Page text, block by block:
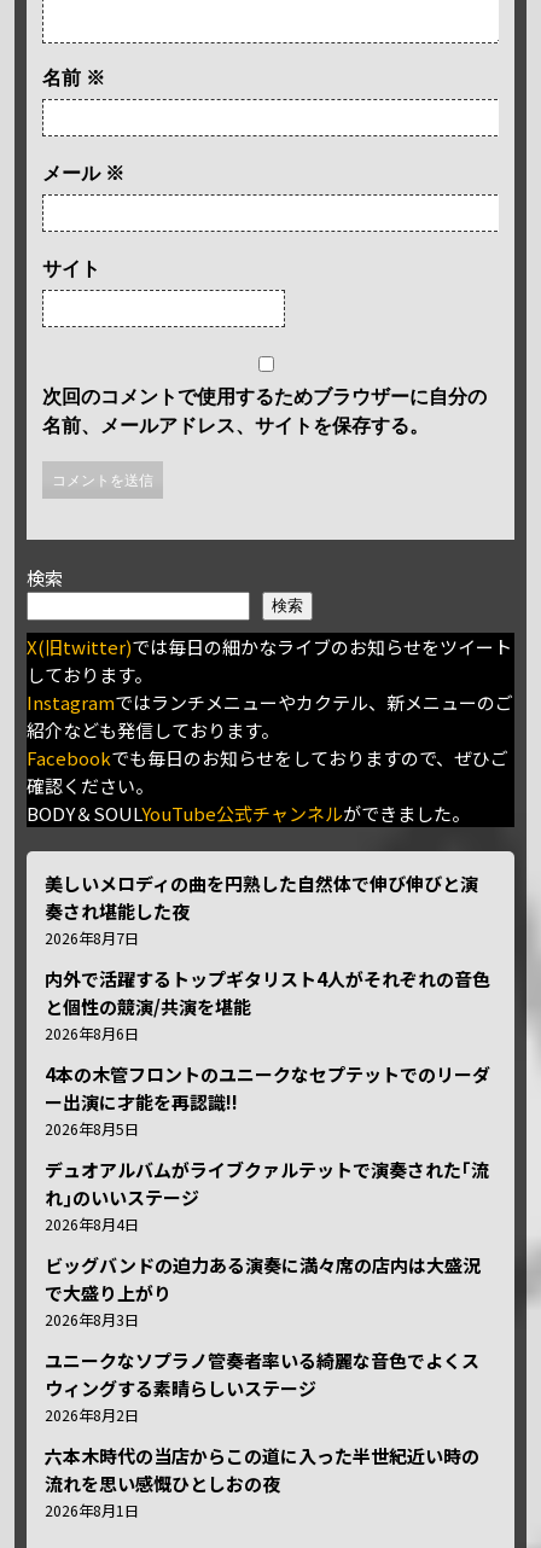
名前 ※
メール ※
サイト
次回のコメントで使用するためブラウザーに自分の
名前、メールアドレス、サイトを保存する。
検索
検索
X(旧twitter)では毎日の細かなライブのお知らせをツイート
しております。
Instagramではランチメニューやカクテル、新メニューのご
紹介なども発信しております。
Facebookでも毎日のお知らせをしておりますので、ぜひご
確認ください。
BODY＆SOULYouTube公式チャンネルができました。
美しいメロディの曲を円熟した自然体で伸び伸びと演
奏され堪能した夜
2026年8月7日
内外で活躍するトップギタリスト4人がそれぞれの音色
と個性の競演/共演を堪能
2026年8月6日
4本の木管フロントのユニークなセプテットでのリーダ
ー出演に才能を再認識!!
2026年8月5日
デュオアルバムがライブクァルテットで演奏された｢流
れ｣のいいステージ
2026年8月4日
ビッグバンドの迫力ある演奏に満々席の店内は大盛況
で大盛り上がり
2026年8月3日
ユニークなソプラノ管奏者率いる綺麗な音色でよくス
ウィングする素晴らしいステージ
2026年8月2日
六本木時代の当店からこの道に入った半世紀近い時の
流れを思い感慨ひとしおの夜
2026年8月1日